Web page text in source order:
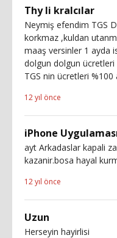
Thy li kralcılar
Neymiş efendim TGS
korkmaz ,kuldan
maaş versinler 1 ayda
dolgun dolgun
TGS nin ücretleri %100
12 yıl önce
iPhone
ayt Arkadaslar kapali
kazanir.bosa hayal
12 yıl önce
Uzun
Herseyin hayirlisi